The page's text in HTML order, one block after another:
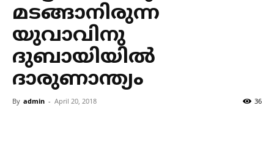
മടങ്ങാനിരുന്ന
യുവാവിനു
ദുബായിയില്‍
ദാരുണാന്ത്യം
By admin - April 20, 2018 36